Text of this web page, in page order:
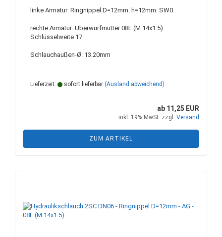
linke Armatur: Ringnippel D=12mm. h=12mm. SW0
rechte Armatur: Überwurfmutter 08L (M 14x1.5).
Schlüsselweite 17
Schlauchaußen-Ø: 13.20mm
Lieferzeit: sofort lieferbar (Ausland abweichend)
ab 11,25 EUR
inkl. 19% MwSt. zzgl. Versand
ZUM ARTIKEL